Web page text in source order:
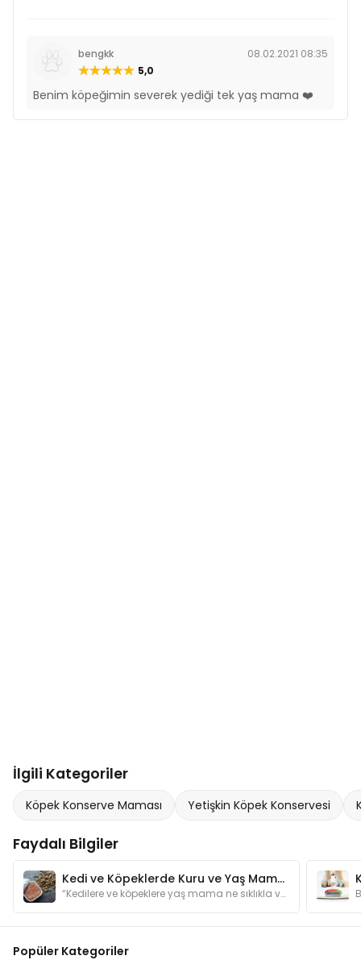
bengkk
08.02.2021 08:35
5,0
Benim köpeğimin severek yediği tek yaş mama ❤️
İlgili Kategoriler
Köpek Konserve Maması Yetişkin Köpek Konservesi
Faydalı Bilgiler
Kedi ve Köpeklerde Kuru ve Yaş Mama Dengesi Nasıl Olmalı?
“Kedilere ve köpeklere yaş mama ne sıklıkla verilmeli?” sorusunun yanıtları yazımızda.
Popüler Kategoriler